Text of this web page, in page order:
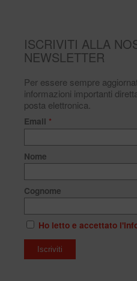
ISCRIVITI ALLA
NEWSLETTER
Per essere sempre
informazioni importanti
posta elettronica.
Email *
Nome
Cognome
Ho letto e accettato